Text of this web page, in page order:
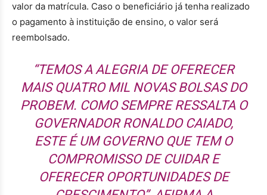
valor da matrícula. Caso o beneficiário já tenha realizado
o pagamento à instituição de ensino, o valor será
reembolsado.
“TEMOS A ALEGRIA DE OFERECER
MAIS QUATRO MIL NOVAS BOLSAS DO
PROBEM. COMO SEMPRE RESSALTA O
GOVERNADOR RONALDO CAIADO,
ESTE É UM GOVERNO QUE TEM O
COMPROMISSO DE CUIDAR E
OFERECER OPORTUNIDADES DE